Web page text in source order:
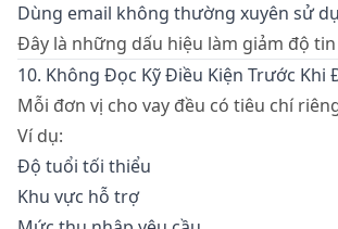
Dùng email không thường xuyên sử
Đây là những dấu hiệu làm giảm độ tin
10. Không Đọc Kỹ Điều Kiện Trước Khi
Mỗi đơn vị cho vay đều có tiêu chí
Ví dụ:
Độ tuổi tối thiểu
Khu vực hỗ trợ